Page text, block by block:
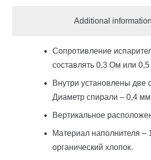
Additional information
Сопротивление
составлять 0,3 Ом или
Внутри установлены две
Диаметр спирали – 0,4
Вертикальное
Материал наполнителя –
органический хлопок.